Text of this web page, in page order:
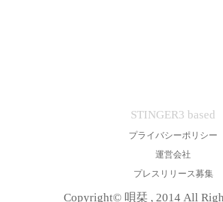
STINGER3 based
プライバシーポリシー
運営会社
プレスリリース募集
Copyright© 唄栞 , 2014 All